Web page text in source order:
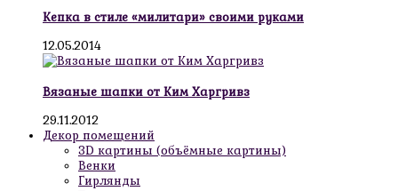
Кепка в стиле «милитари» своими руками
12.05.2014
Вязаные шапки от Ким Харгривз
29.11.2012
Декор помещений
3D картины (объёмные картины)
Венки
Гирлянды